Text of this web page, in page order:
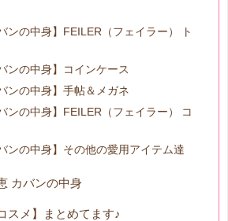
ンの中身】FEILER（フェイラー） ト
ンの中身】コインケース
ンの中身】手帖＆メガネ
ンの中身】FEILER（フェイラー） コ
ンの中身】その他の愛用アイテム達
カバンの中身
スメ】まとめてます♪